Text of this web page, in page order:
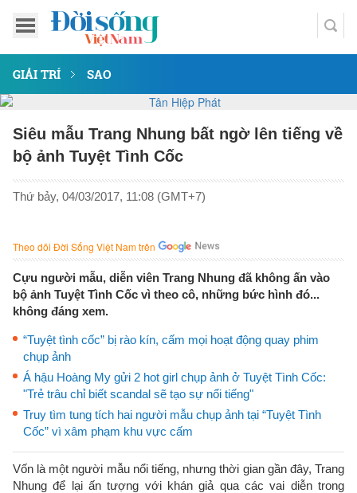
GIẢI TRÍ SAO
Siêu mẫu Trang Nhung bất ngờ lên tiếng về
bộ ảnh Tuyệt Tình Cốc
Thứ bảy, 04/03/2017, 11:08 (GMT+7)
Theo dõi Đời Sống Việt Nam trên
Cựu người mẫu, diễn viên Trang Nhung đã không ấn vào
bộ ảnh Tuyệt Tình Cốc vì theo cô, những bức hình đó...
không đáng xem.
“Tuyệt tình cốc” bị rào kín, cấm mọi hoạt động quay phim
chụp ảnh
Á hậu Hoàng My gửi 2 hot girl chụp ảnh ở Tuyệt Tình Cốc:
"Trẻ trâu chỉ biết scandal sẽ tạo sự nổi tiếng"
Truy tìm tung tích hai người mẫu chụp ảnh tại “Tuyệt Tình
Cốc” vì xâm phạm khu vực cấm
Vốn là một người mẫu nổi tiếng, nhưng thời gian gần đây, Trang
Nhung để lại ấn tượng với khán giả qua các vai diễn trong